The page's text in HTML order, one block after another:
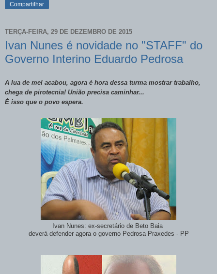
Compartilhar
TERÇA-FEIRA, 29 DE DEZEMBRO DE 2015
Ivan Nunes é novidade no "STAFF" do
Governo Interino Eduardo Pedrosa
A lua de mel acabou, agora é hora dessa turma mostrar trabalho,
chega de pirotecnia! União precisa caminhar...
É isso que o povo espera.
Ivan Nunes: ex-secretário de Beto Baia
deverá defender agora o governo Pedrosa Praxedes - PP